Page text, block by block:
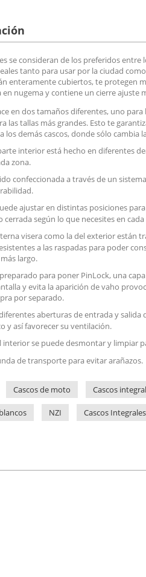
se consideran de los preferidos
tanto para usar por la ciudad
enteramente cubiertos, te protegen
en nugema y contiene un cierre ajuste
en dos tamaños diferentes, uno
las tallas más grandes. Esto te
los demás cascos, donde sólo cambia
interior está hecho en diferentes
zona.
confeccionada a través de un
ajustar en distintas posiciones
cerrada según lo que necesites en
visera como la del exterior están
a las raspadas para poder
largo.
para poner PinLock, una
y evita la aparición de vaho
por separado.
aberturas de entrada y
y así favorecer su ventilación.
interior se puede desmontar y limpiar
de transporte para evitar arañazos.
Cascos de moto Cascos
NZI Cascos